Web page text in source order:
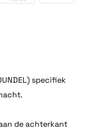
specifiek
de achterkant